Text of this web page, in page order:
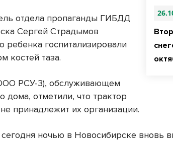
отдела пропаганды ГИБДД
Сергей Страдымов
ребенка госпитализировали
костей таза.
РСУ-3), обслуживающем
дома, отметили, что трактор
принадлежит их организации.
ночью в Новосибирске вновь